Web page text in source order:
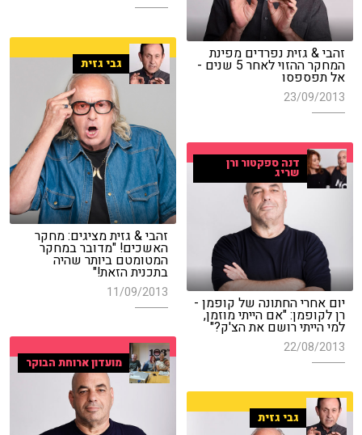
זהבי & גזית נפרדים מפינת
המחקר ההזוי לאחר 5 שנים -
אל תפספסו
23/09/2013
גבי גזית
זהבי & גזית מציגים: מחקר
האשכים! "מדובר במחקר
המטומטם ביותר שהיה
בתכנית הזאת!"
11/09/2013
דנה ספקטור ורן
שריג
יום אחרי החתונה של קופמן -
רן לקופמן: "אם הייתי מוזמן,
למי הייתי רושם את הצ'ק?"
22/08/2013
מועדון ארוחת הבוקר
גבי גזית